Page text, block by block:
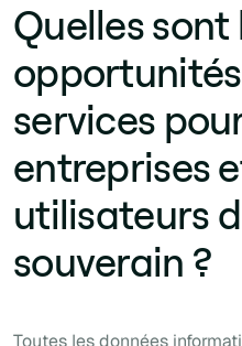
Quelles sont
services
entreprises
utilisateurs
souverain ?
Toutes les données